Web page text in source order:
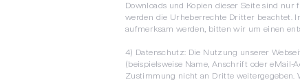
Downloads und Kopien dieser Seite sind
werden die Urheberrechte Dritter beachtet.
aufmerksam werden, bitten wir um einen
4) Datenschutz: Die Nutzung unserer
(beispielsweise Name, Anschrift oder eMail-
Zustimmung nicht an Dritte weitergegeben.